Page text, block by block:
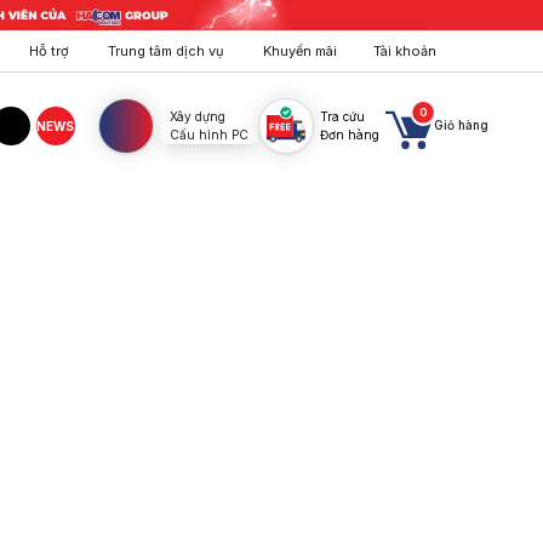
Hỗ trợ Trung tâm dịch vụ Khuyến mãi Tài khoản
TikTok
NEWS
Xây dựng
Cấu hình PC
Tra cứu
Đơn hàng
0
Giỏ hàng